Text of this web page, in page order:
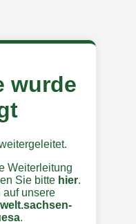
wurde
Weiterleitung
Sie bitte hier.
auf unsere
.